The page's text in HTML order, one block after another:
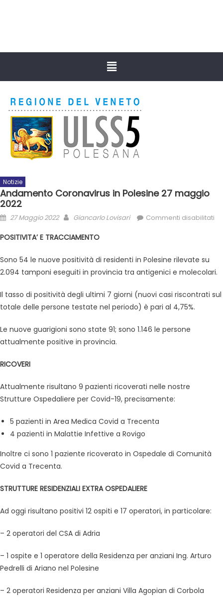
Notizie
Andamento Coronavirus in Polesine 27 maggio
2022
27 Maggio 2022 Giancarlo Lovisari Commenti disabilitati
POSITIVITA’ E TRACCIAMENTO
Sono 54 le nuove positività di residenti in Polesine rilevate su
2.094 tamponi eseguiti in provincia tra antigenici e molecolari.
Il tasso di positività degli ultimi 7 giorni (nuovi casi riscontrati sul
totale delle persone testate nel periodo) è pari al 4,75%.
Le nuove guarigioni sono state 91; sono 1.146 le persone
attualmente positive in provincia.
RICOVERI
Attualmente risultano 9 pazienti ricoverati nelle nostre
Strutture Ospedaliere per Covid-19, precisamente:
5 pazienti in Area Medica Covid a Trecenta
4 pazienti in Malattie Infettive a Rovigo
Inoltre ci sono 1 paziente ricoverato in Ospedale di Comunità
Covid a Trecenta.
STRUTTURE RESIDENZIALI EXTRA OSPEDALIERE
Ad oggi risultano positivi 12 ospiti e 17 operatori, in particolare:
– 2 operatori del CSA di Adria
– 1 ospite e 1 operatore della Residenza per anziani Ing. Arturo
Pedrelli di Ariano nel Polesine
– 2 operatori Residenza per anziani Villa Agopian di Corbola